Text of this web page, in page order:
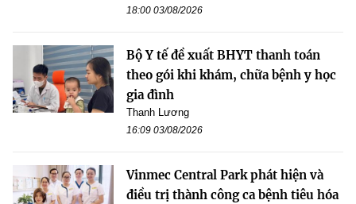
18:00 03/08/2026
Bộ Y tế đề xuất BHYT thanh toán
theo gói khi khám, chữa bệnh y học
gia đình
Thanh Lương
16:09 03/08/2026
Vinmec Central Park phát hiện và
điều trị thành công ca bệnh tiêu hóa